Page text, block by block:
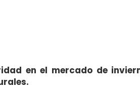
en el mercado de